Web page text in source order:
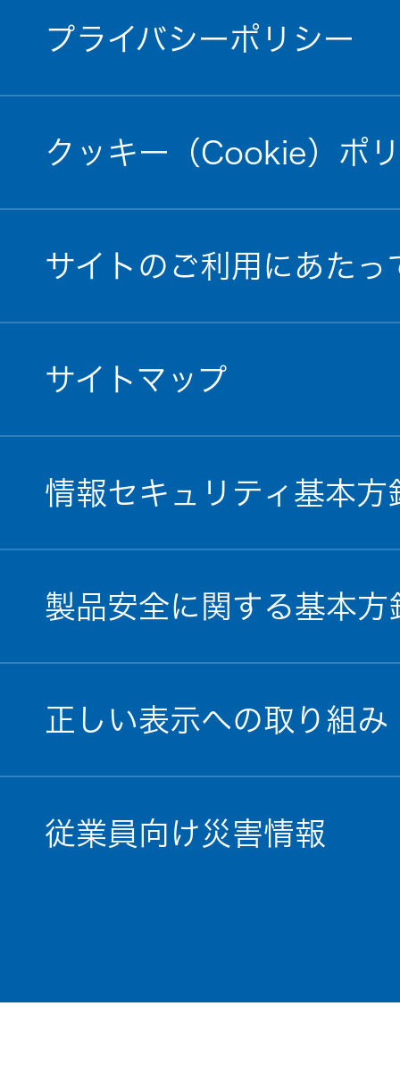
プライバシーポリシー
クッキー（Cookie）ポ
サイトのご利用にあたっ
サイトマップ
情報セキュリティ基本方
製品安全に関する基本方
正しい表示への取り組み
従業員向け災害情報